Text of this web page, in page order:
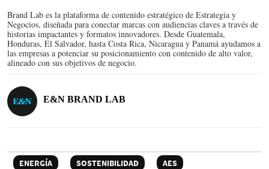
Brand Lab es la plataforma de contenido estratégico de Estrategia y
Negocios, diseñada para conectar marcas con audiencias claves a través de
historias impactantes y formatos innovadores. Desde Guatemala,
Honduras, El Salvador, hasta Costa Rica, Nicaragua y Panamá ayudamos a
las empresas a potenciar su posicionamiento con contenido de alto valor,
alineado con sus objetivos de negocio.
E&N BRAND LAB
ENERGÍA SOSTENIBILIDAD
AES